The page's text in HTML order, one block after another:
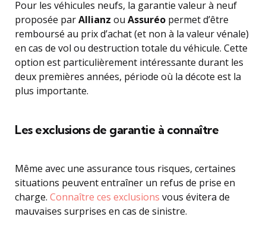
Pour les véhicules neufs, la garantie valeur à neuf
proposée parAllianz ou Assuréo permet d’être
remboursé au prix d’achat (et non à la valeur vénale)
en cas de vol ou destruction totale du véhicule. Cette
option est particulièrement intéressante durant les
deux premières années, période où la décote est la
plus importante.
Les exclusions de garantie à connaître
Même avec une assurance tous risques, certaines
situations peuvent entraîner un refus de prise en
charge. Connaître ces exclusions vous évitera de
mauvaises surprises en cas de sinistre.